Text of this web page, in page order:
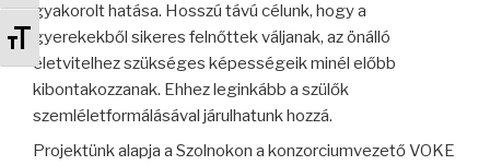
Betűméret váltása
gyakorolt hatása. Hosszú távú célunk, hogy a
gyerekekből sikeres felnőttek váljanak, az önálló
életvitelhez szükséges képességeik minél előbb
kibontakozzanak. Ehhez leginkább a szülők
szemléletformálásával járulhatunk hozzá.
Projektünk alapja a Szolnokon a konzorciumvezető VOKE